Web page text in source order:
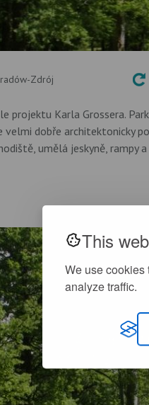
This
We use cookies
analyze traffic.
Zdrój
projektu Karla Grossera.
velmi dobře architektonicky
umělá jeskyně, rampy